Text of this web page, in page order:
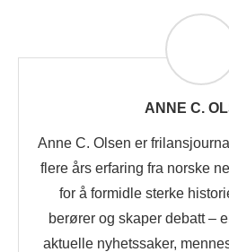
ANNE C.
Anne C. Olsen er
flere års erfaring fra norske
for å formidle sterke
berører og skaper debatt –
aktuelle nyhetssaker,